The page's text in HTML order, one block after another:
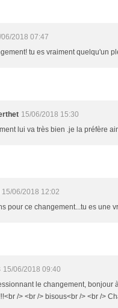
06/2018 07:47
tu es vraiment quelqu'un
15/06/2018 15:30
lui va très bien .je la préfère
15/06/2018 12:02
pour ce changement...tu es une
15/06/2018 09:40
le changement, bonjour
/> <br /> bisous<br /> <br />